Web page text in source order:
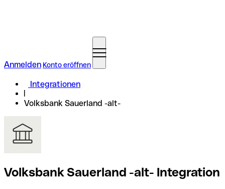
Anmelden Konto eröffnen
Integrationen
Volksbank Sauerland -alt-
Volksbank Sauerland -alt- Integration